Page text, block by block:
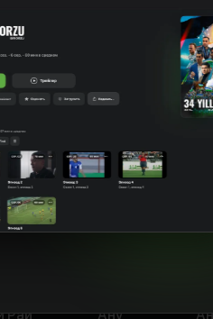
Рай
Ану